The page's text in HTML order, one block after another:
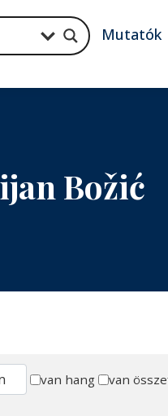
Mutatók
Božić
van hang van